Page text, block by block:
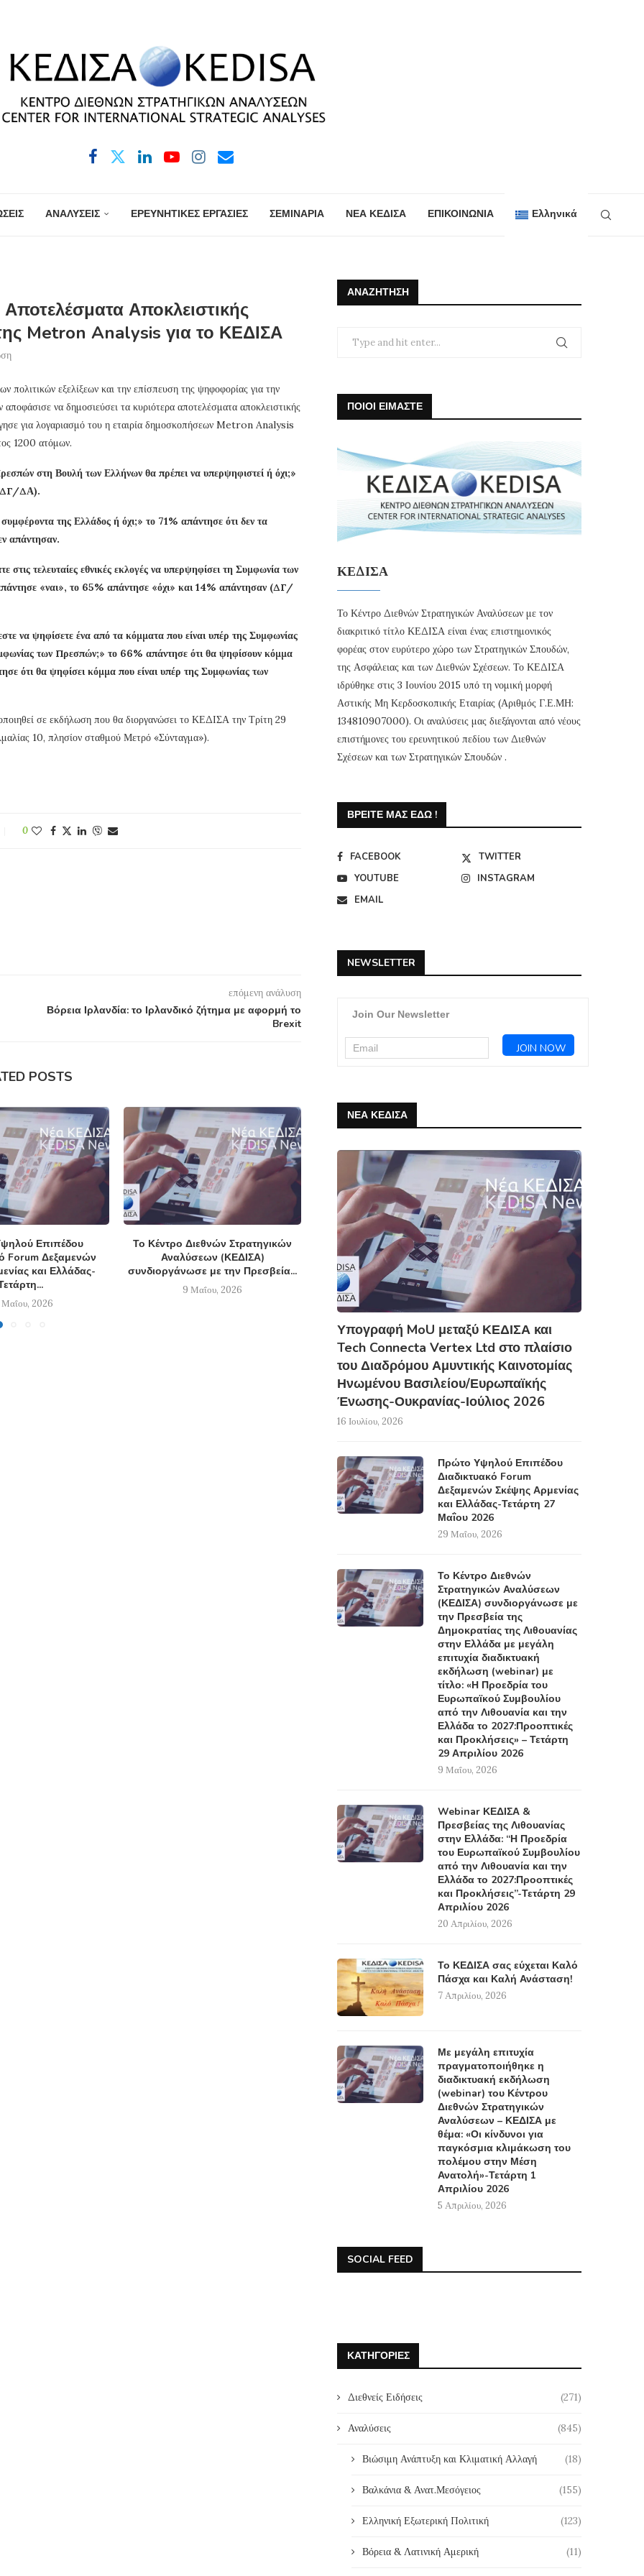
ΑΝΑΛΥΣΕΙΣ ΕΡΕΥΝΗΤΙΚΕΣ ΕΡΓΑΣΙΕΣ ΣΕΜΙΝΑΡΙΑ ΝΕΑ ΚΕΔΙΣΑ ΕΠΙΚΟΙΝΩΝΙΑ Ελληνικά
Αποκλειστικής
Metron Analysis για το ΚΕΔΙΣΑ
εξελίξεων και την επίσπευση της ψηφοφορίας για την
να δημοσιεύσει τα κυριότερα αποτελέσματα αποκλειστικής
για λογαριασμό του η εταιρία δημοσκοπήσεων Metron Analysis
1200 ατόμων.
στη Βουλή των Ελλήνων θα πρέπει να υπερψηφιστεί ή όχι;»
(ΔΓ/ΔΑ).
της Ελλάδος ή όχι;» το 71% απάντησε ότι δεν τα
απάντησαν.
τελευταίες εθνικές εκλογές να υπερψηφίσει τη Συμφωνία των
«ναι», το 65% απάντησε «όχι» και 14% απάντησαν (ΔΓ/
να ψηφίσετε ένα από τα κόμματα που είναι υπέρ της Συμφωνίας
των Πρεσπών;» το 66% απάντησε ότι θα ψηφίσουν κόμμα
ότι θα ψηφίσει κόμμα που είναι υπέρ της Συμφωνίας των
σε εκδήλωση που θα διοργανώσει το ΚΕΔΙΣΑ την Τρίτη 29
10, πλησίον σταθμού Μετρό «Σύνταγμα»).
0
επόμενη ανάλυση
Βόρεια Ιρλανδία: το Ιρλανδικό ζήτημα με αφορμή το
Brexit
POSTS
Επιπέδου
Forum Δεξαμενών
και Ελλάδας-
2026
Το Κέντρο Διεθνών Στρατηγικών
Αναλύσεων (ΚΕΔΙΣΑ)
συνδιοργάνωσε με την Πρεσβεία...
9 Μαΐου, 2026
Webinar ΚΕΔΙΣΑ & Πρεσβείας της
Λιθουανίας στην Ελλάδα: “Η
Προεδρία...
20 Απριλίου, 2026
Το ΚΕΔΙΣΑ σας εύχεται
και Καλή
7 Απριλίου, 2026
ΑΝΑΖΉΤΗΣΗ
ΠΟΙΟΙ ΕΙΜΑΣΤΕ
ΚΕΔΙΣΑ
Το Κέντρο Διεθνών Στρατηγικών Αναλύσεων με τον
διακριτικό τίτλο ΚΕΔΙΣΑ είναι ένας επιστημονικός
φορέας στον ευρύτερο χώρο των Στρατηγικών Σπουδών,
της Ασφάλειας και των Διεθνών Σχέσεων. Το ΚΕΔΙΣΑ
ιδρύθηκε στις 3 Ιουνίου 2015 υπό τη νομική μορφή
Αστικής Μη Κερδοσκοπικής Εταιρίας (Αριθμός Γ.Ε.ΜΗ:
134810907000). Οι αναλύσεις μας διεξάγονται από νέους
επιστήμονες του ερευνητικού πεδίου των Διεθνών
Σχέσεων και των Στρατηγικών Σπουδών .
ΒΡΕΊΤΕ ΜΑΣ ΕΔΏ !
FACEBOOK
TWITTER
YOUTUBE
INSTAGRAM
EMAIL
NEWSLETTER
Join Our Newsletter
ΝΕΑ ΚΕΔΙΣΑ
Υπογραφή MoU μεταξύ ΚΕΔΙΣΑ και
Tech Connecta Vertex Ltd στο πλαίσιο
του Διαδρόμου Αμυντικής Καινοτομίας
Ηνωμένου Βασιλείου/Ευρωπαϊκής
Ένωσης-Ουκρανίας-Ιούλιος 2026
16 Ιουλίου, 2026
Πρώτο Υψηλού Επιπέδου
Διαδικτυακό Forum
Δεξαμενών Σκέψης Αρμενίας
και Ελλάδας-Τετάρτη 27
Μαΐου 2026
29 Μαΐου, 2026
Το Κέντρο Διεθνών
Στρατηγικών Αναλύσεων
(ΚΕΔΙΣΑ) συνδιοργάνωσε με
την Πρεσβεία της
Δημοκρατίας της Λιθουανίας
στην Ελλάδα με μεγάλη
επιτυχία διαδικτυακή
εκδήλωση (webinar) με
τίτλο: «Η Προεδρία του
Ευρωπαϊκού Συμβουλίου
από την Λιθουανία και την
Ελλάδα το 2027:Προοπτικές
και Προκλήσεις» – Τετάρτη
29 Απριλίου 2026
9 Μαΐου, 2026
Webinar ΚΕΔΙΣΑ &
Πρεσβείας της Λιθουανίας
στην Ελλάδα: “Η Προεδρία
του Ευρωπαϊκού Συμβουλίου
από την Λιθουανία και την
Ελλάδα το 2027:Προοπτικές
και Προκλήσεις”-Τετάρτη 29
Απριλίου 2026
20 Απριλίου, 2026
Το ΚΕΔΙΣΑ σας εύχεται Καλό
Πάσχα και Καλή Ανάσταση!
7 Απριλίου, 2026
Με μεγάλη επιτυχία
πραγματοποιήθηκε η
διαδικτυακή εκδήλωση
(webinar) του Κέντρου
Διεθνών Στρατηγικών
Αναλύσεων – ΚΕΔΙΣΑ με
θέμα: «Οι κίνδυνοι για
παγκόσμια κλιμάκωση του
πολέμου στην Μέση
Ανατολή»-Τετάρτη 1
Απριλίου 2026
5 Απριλίου, 2026
SOCIAL FEED
ΚΑΤΗΓΟΡΊΕΣ
Διεθνείς Ειδήσεις (271)
Αναλύσεις (845)
Βιώσιμη Ανάπτυξη και Κλιματική Αλλαγή (18)
Βαλκάνια & Ανατ.Μεσόγειος (155)
Ελληνική Εξωτερική Πολιτική (123)
Βόρεια & Λατινική Αμερική (11)